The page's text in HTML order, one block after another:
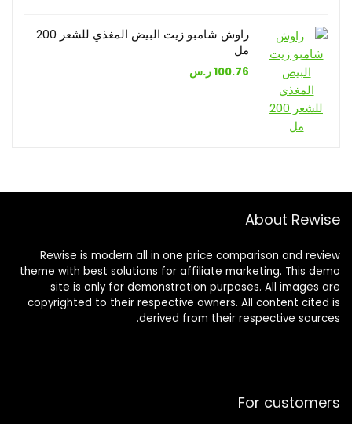
راوش شامبو زيت البيض المغذي للشعر 200
مل
100.76ر.س
About Rewise
Rewise is modern all in one price comparison and review
theme with best solutions for affiliate marketing. This demo
site is only for demonstration purposes. All images are
copyrighted to their respective owners. All content cited is
derived from their respective sources.
For customers